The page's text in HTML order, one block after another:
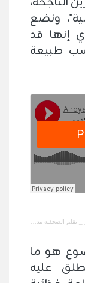
ونضع
إنها قد
طبيعة
مدرين المكتومي
هو ما
عليه